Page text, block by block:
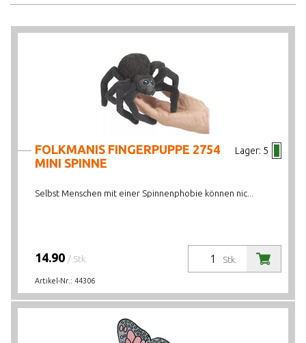
PREIS VON BIS
Lager: 5
FOLKMANIS FINGERPUPPE 2754
MINI SPINNE
Selbst Menschen mit einer Spinnenphobie können nic...
Stk.
14.90 / Stk.
Artikel-Nr.: 44306